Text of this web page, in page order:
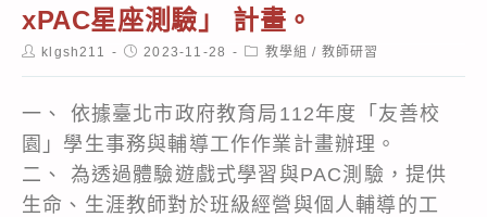
xPAC星座測驗」 計畫。
Postklgsh211
Post2023-11-28
Post教學組 / 教師研習
一、 依據臺北市政府教育局112年度「友善校
園」學生事務與輔導工作作業計畫辦理。
二、 為透過體驗遊戲式學習與PAC測驗，提供
生命、生涯教師對於班級經營與個人輔導的工